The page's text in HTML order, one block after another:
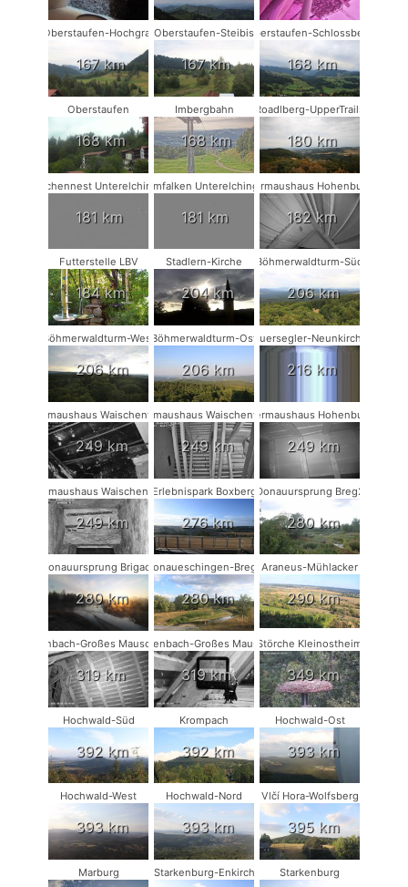
Oberstaufen-Hochgrat
167 km
Oberstaufen-Steibis
167 km
Oberstaufen-Schlossberg
168 km
Oberstaufen
168 km
Imbergbahn
168 km
Roadlberg-UpperTrails
180 km
Storchennest Unterelchingen
181 km
Turmfalken Unterelchingen
181 km
Fledermaushaus Hohenburg #2
182 km
Futterstelle LBV
184 km
Stadlern-Kirche
204 km
Böhmerwaldturm-Süd
206 km
Böhmerwaldturm-West
206 km
Böhmerwaldturm-Ost
206 km
Mauersegler-Neunkirchen
216 km
Fledermaushaus Waischenfeld #3
249 km
Fledermaushaus Waischenfeld #2
249 km
Fledermaushaus Hohenburg #1
249 km
Fledermaushaus Waischenfeld #1
249 km
Erlebnispark Boxberg
276 km
Donauursprung Breg2
280 km
Donauursprung Brigach
280 km
Donaueschingen-Breg2
280 km
Araneus-Mühlacker
290 km
Rodenbach-Großes Mausohr #2
319 km
Rodenbach-Großes Mausohr
319 km
Störche Kleinostheim
349 km
Hochwald-Süd
392 km
Krompach
392 km
Hochwald-Ost
393 km
Hochwald-West
393 km
Hochwald-Nord
393 km
Vlčí Hora-Wolfsberg
395 km
Marburg Starkenburg-Enkirch Starkenburg